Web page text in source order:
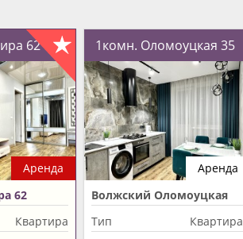
62
Аренда
62
Квартира
1комн. Оломоуцкая 35
Аренда
Волжский Оломоуцкая
35
Тип
Квартира